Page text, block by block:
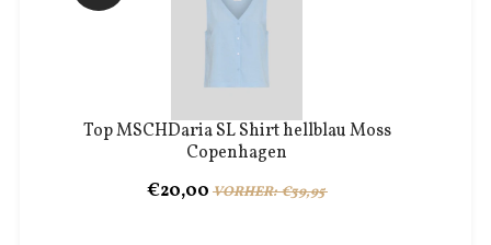
Top MSCHDaria SL Shirt hellblau Moss
Copenhagen
€20,00 VORHER: €39,95